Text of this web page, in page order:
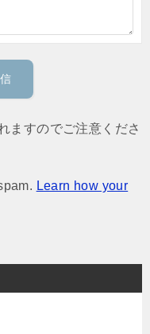
ますのでご注意くださ
Learn how your